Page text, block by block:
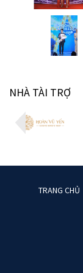
NHÀ TÀI TRỢ
TRANG CHỦ